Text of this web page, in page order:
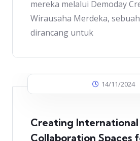
mereka melalui Demoday
Wirausaha Merdeka,
dirancang untuk
14/11/2024
Creating International
Collaboration Spaces